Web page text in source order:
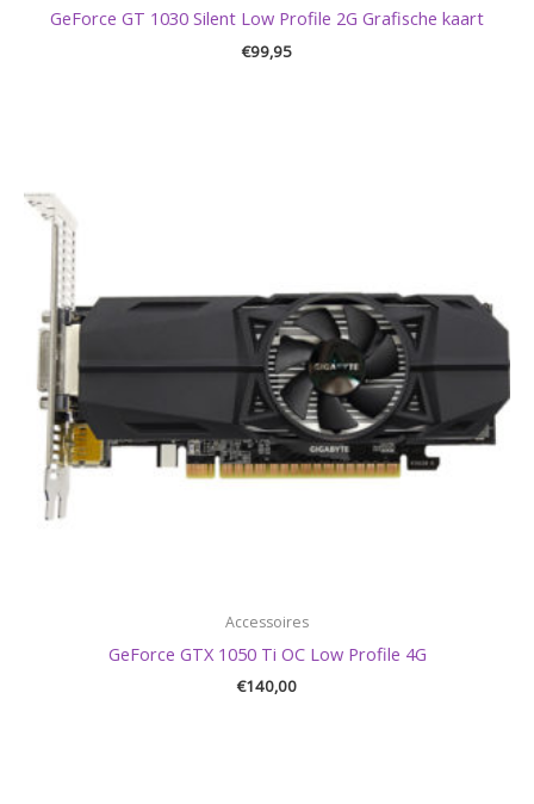
GeForce GT 1030 Silent Low Profile 2G Grafische kaart
€99,95
Accessoires
GeForce GTX 1050 Ti OC Low Profile 4G
€140,00